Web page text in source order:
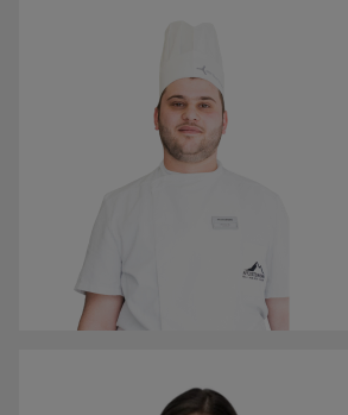
„Ich bin Integrationsbotschafterin,
bereitet, mit Jugendlichen im
durch meine persönliche